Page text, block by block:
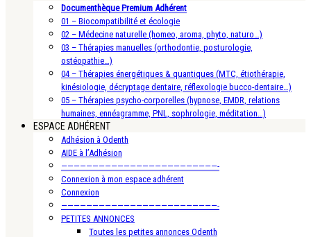
Documenthèque Premium Adhérent
01 – Biocompatibilité et écologie
02 – Médecine naturelle (homeo, aroma, phyto, naturo…)
03 – Thérapies manuelles (orthodontie, posturologie,
ostéopathie…)
04 – Thérapies énergétiques & quantiques (MTC, étiothérapie,
kinésiologie, décryptage dentaire, réflexologie bucco-dentaire…)
05 – Thérapies psycho-corporelles (hypnose, EMDR, relations
humaines, ennéagramme, PNL, sophrologie, méditation…)
ESPACE ADHÉRENT
Adhésion à Odenth
AIDE à l’Adhésion
—————————————————————————-
Connexion à mon espace adhérent
Connexion
—————————————————————————-
PETITES ANNONCES
Toutes les petites annonces Odenth